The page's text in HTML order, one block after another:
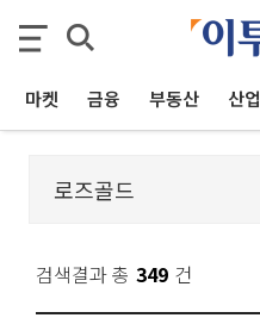
마켓 금융 부동산 산업
검색결과 총 349 건